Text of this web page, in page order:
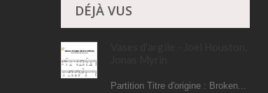
DÉJÀ VUS
Partition Titre d'origine : Broken...